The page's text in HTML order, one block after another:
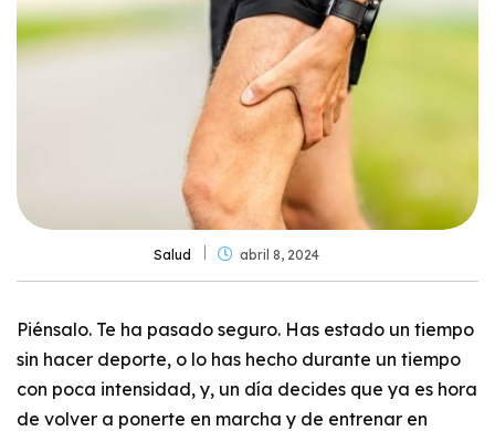
Salud abril 8, 2024
Piénsalo. Te ha pasado seguro. Has estado un tiempo
sin hacer deporte, o lo has hecho durante un tiempo
con poca intensidad, y, un día decides que ya es hora
de volver a ponerte en marcha y de entrenar en